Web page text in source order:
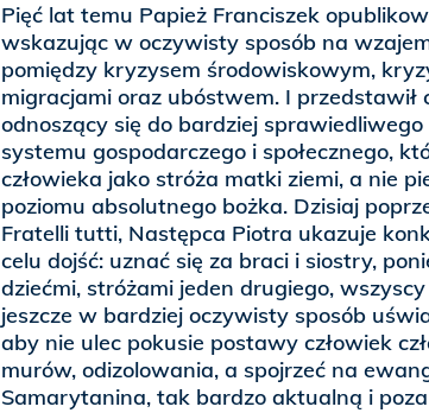
Pięć lat temu Papież Franciszek
wskazując w oczywisty sposób na
pomiędzy kryzysem środowiskowym,
migracjami oraz ubóstwem. I przedstawił
odnoszący się do bardziej
systemu gospodarczego i społecznego,
człowieka jako stróża matki ziemi, a nie
poziomu absolutnego bożka. Dzisiaj
Fratelli tutti, Następca Piotra ukazuje
celu dojść: uznać się za braci i siostry,
dziećmi, stróżami jeden drugiego,
jeszcze w bardziej oczywisty sposób
aby nie ulec pokusie postawy człowiek
murów, odizolowania, a spojrzeć na
Samarytanina, tak bardzo aktualną i